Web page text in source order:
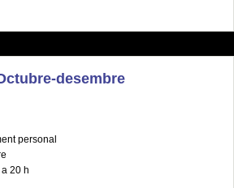
desembre
personal
20 h